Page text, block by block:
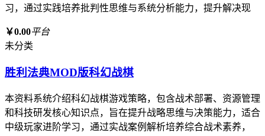
习，通过实践培养批判性思维与系统分析能力，提升解决现
￥0.00平台
未分类
胜利法典MOD版科幻战棋
本资料系统介绍科幻战棋游戏策略，包含战术部署、资源管理
和科技研发核心知识点，旨在提升战略思维与决策能力，适合
中级玩家进阶学习，通过实战案例解析培养综合战术素养，